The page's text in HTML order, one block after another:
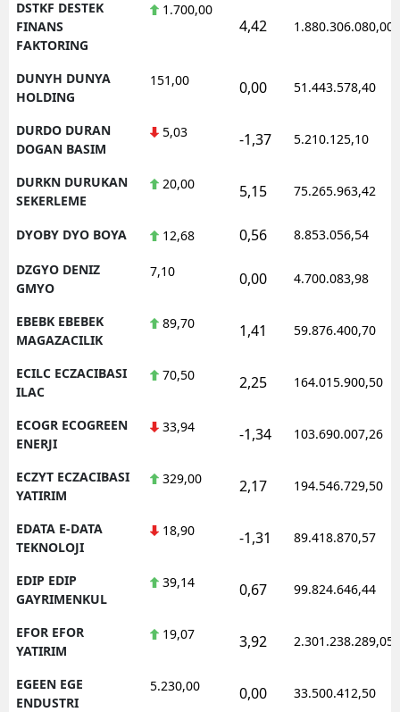
DSTKF DESTEK
FINANS
FAKTORING
1.700,00
4,42 1.880.306.080,00
DUNYH DUNYA
HOLDING
151,00 0,00 51.443.578,40
DURDO DURAN
DOGAN BASIM
5,03 -1,37 5.210.125,10
DURKN DURUKAN
SEKERLEME
20,00 5,15 75.265.963,42
DYOBY DYO BOYA 12,68 0,56 8.853.056,54
DZGYO DENIZ
GMYO
7,10 0,00 4.700.083,98
EBEBK EBEBEK
MAGAZACILIK
89,70 1,41 59.876.400,70
ECILC ECZACIBASI
ILAC
70,50 2,25 164.015.900,50
ECOGR ECOGREEN
ENERJI
33,94 -1,34 103.690.007,26
ECZYT ECZACIBASI
YATIRIM
329,00 2,17 194.546.729,50
EDATA E-DATA
TEKNOLOJI
18,90 -1,31 89.418.870,57
EDIP EDIP
GAYRIMENKUL
39,14 0,67 99.824.646,44
EFOR EFOR
YATIRIM
19,07 3,92 2.301.238.289,05
EGEEN EGE
ENDUSTRI
5.230,00 0,00 33.500.412,50